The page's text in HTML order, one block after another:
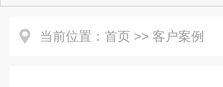
当前位置： 首页 >> 客户案例